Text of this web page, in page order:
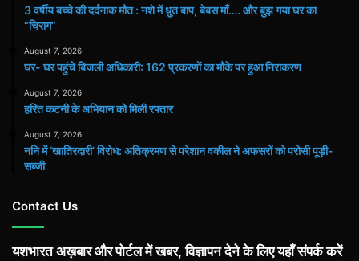
3 वर्षीय बच्चे की दर्दनाक मौत : नशे में धुत बाप, बेबस माँ…. और बुझ गया घर का
“चिराग”
August 7, 2026
घर- घर पहुंचे बिजली अधिकारी: 162 प्रकरणों का मौके पर हुआ निराकरण
August 7, 2026
हरित कटनी के अभियान को मिली रफ्तार
August 7, 2026
ननि में ‘खातिरदारी’ विरोध: अतिक्रमण से परेशान वकील ने अफसरों को परोसी पूड़ी-
सब्जी
Contact Us
यशभारत अख़बार और पोर्टल में खबर, विज्ञापन देने के लिए यहाँ संपर्क करें